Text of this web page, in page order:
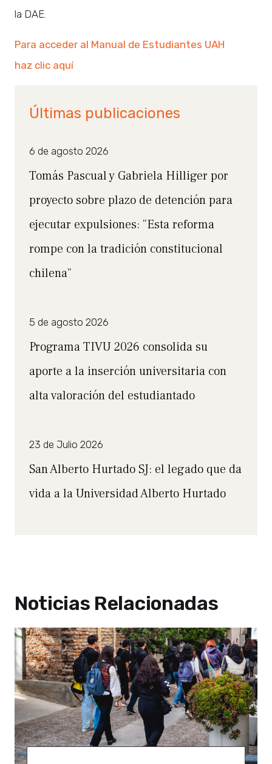
la DAE.
Para acceder al Manual de Estudiantes UAH
haz clic aquí
Últimas publicaciones
6 de agosto 2026
Tomás Pascual y Gabriela Hilliger por
proyecto sobre plazo de detención para
ejecutar expulsiones: “Esta reforma
rompe con la tradición constitucional
chilena”
5 de agosto 2026
Programa TIVU 2026 consolida su
aporte a la inserción universitaria con
alta valoración del estudiantado
23 de Julio 2026
San Alberto Hurtado SJ: el legado que da
vida a la Universidad Alberto Hurtado
Noticias Relacionadas